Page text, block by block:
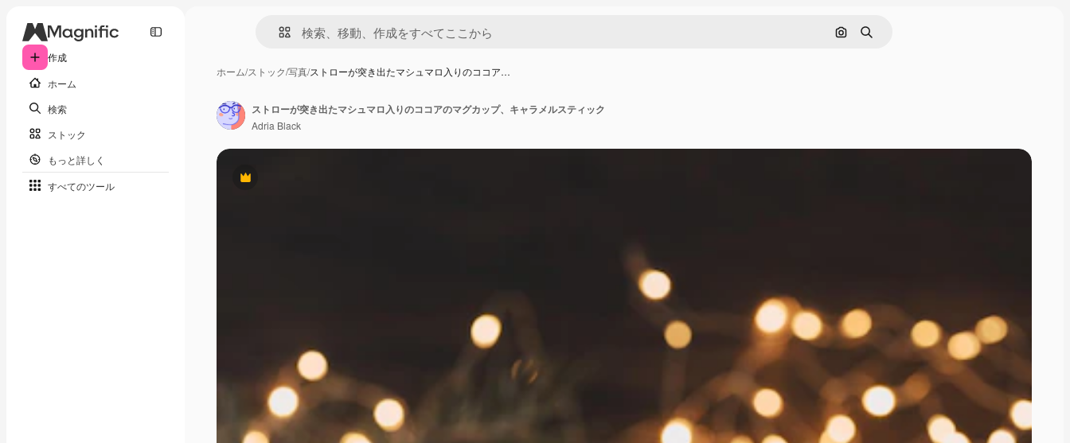
作成
ホーム
検索
ストック
もっと詳しく
すべてのツール
画像で検索
検索
ホーム/ストック/写真/ストローが突き出たマシュマロ入りのココア…
Premium
ストローが突き出たマシュマロ入りのココアのマグカップ、キャラメルスティック
Adria Black